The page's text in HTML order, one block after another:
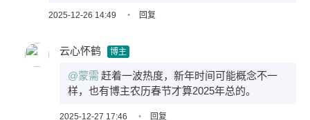
2025-12-26 14:49 • 回复
云心怀鹤 博主
@蒙需 赶着一波热度，新年时间可能概念不一
样，也有博主农历春节才算2025年总的。
2025-12-27 17:46 • 回复